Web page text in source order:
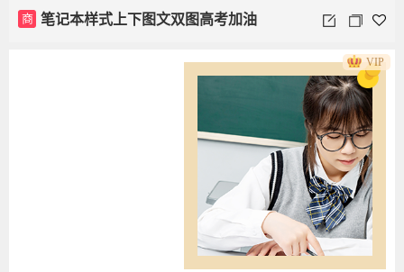
商 笔记本样式上下图文双图高考加油
VIP